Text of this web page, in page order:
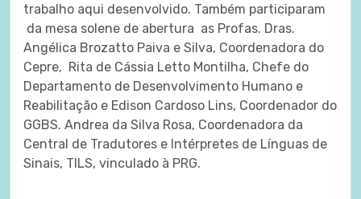
trabalho aqui desenvolvido. Também participaram
da mesa solene de abertura as Profas. Dras.
Angélica Brozatto Paiva e Silva, Coordenadora do
Cepre, Rita de Cássia Letto Montilha, Chefe do
Departamento de Desenvolvimento Humano e
Reabilitação e Edison Cardoso Lins, Coordenador do
GGBS. Andrea da Silva Rosa, Coordenadora da
Central de Tradutores e Intérpretes de Línguas de
Sinais, TILS, vinculado à PRG.